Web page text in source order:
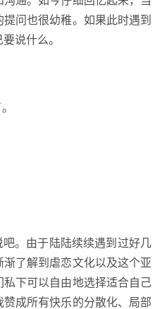
问也很幼稚。如果此时遇到
说什么。
。由于陆陆续续遇到过好几
了解到虐恋文化以及这个亚
下可以自由地选择适合自己
成所有快乐的分散化、局部